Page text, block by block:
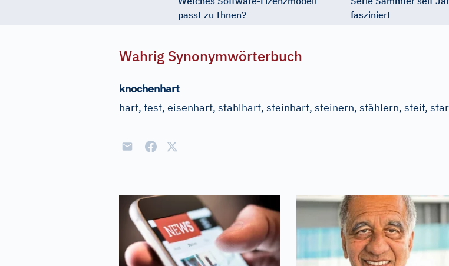
passt zu Ihnen?
fasziniert
Wahrig Synonymwörterbuch
knochenhart
hart, fest, eisenhart, stahlhart, steinhart, steinern, stählern, steif,